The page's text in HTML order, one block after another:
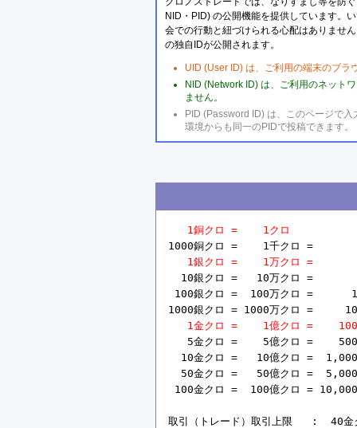
NID・PID) の公開機能を提供しています。
会での行動と紐づけられる心配はありませ
の独自IDが公開されます。
UID (User ID) は、ご利用の端末のブ
NID (Network ID) は、ご利用のネット
ません。
PID (Password ID) は、このページで
環境からも同一のPIDで投稿できます。
1銅クロ =    1クロ
1000銅クロ =    1千クロ =
1銀クロ =    1万クロ =
10銀クロ =   10万クロ =
100銀クロ =  100万クロ =
1000銀クロ = 1000万クロ =
1金クロ =    1億クロ =
5金クロ =    5億クロ =
10金クロ =   10億クロ =
50金クロ =   50億クロ =
100金クロ =  100億クロ =
取引（トレード）取引上限   :  40